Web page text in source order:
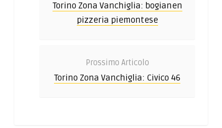
Torino Zona Vanchiglia: bogianen
pizzeria piemontese
Prossimo Articolo
Torino Zona Vanchiglia: Civico 46